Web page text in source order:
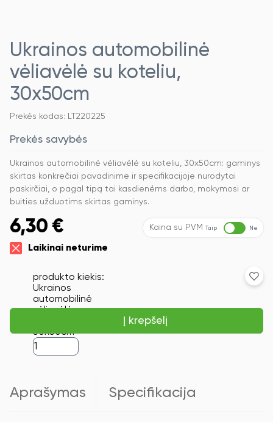
Ukrainos automobilinė
vėliavėlė su koteliu,
30x50cm
Prekės kodas: LT220225
Prekės savybės
Ukrainos automobilinė vėliavėlė su koteliu, 30x50cm: gaminys
skirtas konkrečiai pavadinime ir specifikacijoje nurodytai
paskirčiai, o pagal tipą tai kasdienėms darbo, mokymosi ar
buities užduotims skirtas gaminys.
6,30 € Kaina su PVM Taip Ne
Laikinai neturime
produkto kiekis:
Ukrainos
automobilinė
vėliavėlė su
30x50cm
Į krepšelį
Aprašymas Specifikacija